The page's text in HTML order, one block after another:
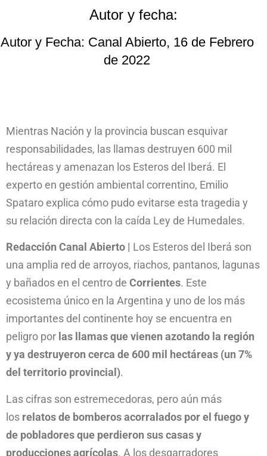
Autor y fecha:
Autor y Fecha: Canal Abierto, 16 de Febrero
de 2022
Mientras Nación y la provincia buscan esquivar
responsabilidades, las llamas destruyen 600 mil
hectáreas y amenazan los Esteros del Iberá. El
experto en gestión ambiental correntino, Emilio
Spataro explica cómo pudo evitarse esta tragedia y
su relación directa con la caída Ley de Humedales.
Redacción Canal Abierto | Los Esteros del Iberá son
una amplia red de arroyos, riachos, pantanos, lagunas
y bañados en el centro de Corrientes. Este
ecosistema único en la Argentina y uno de los más
importantes del continente hoy se encuentra en
peligro por las llamas que vienen azotando la región
y ya destruyeron cerca de 600 mil hectáreas (un 7%
del territorio provincial).
Las cifras son estremecedoras, pero aún más
los relatos de bomberos acorralados por el fuego y
de pobladores que perdieron sus casas y
producciones agrícolas. A los desgarradores